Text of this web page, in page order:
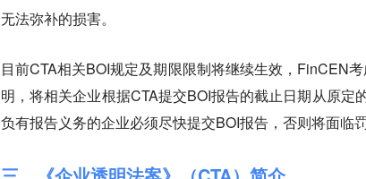
无法弥补的损害。
目前CTA相关BOI规定及期限限制将继续生效，FinCEN
明，将相关企业根据CTA提交BOI报告的截止日期从原定
负有报告义务的企业必须尽快提交BOI报告，否则将面临